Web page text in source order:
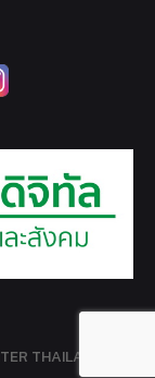
THAILAND